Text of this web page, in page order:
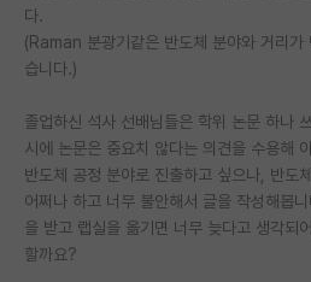
특수/전문대학원 게시판
반도체/AI 게시판
장학금/장학생 게시판
학술 정보 게시판
홍보 게시판
다.
(Raman 분광기같은 반도체 분야와 거리가
습니다.)
졸업하신 석사 선배님들은 학위 논문 하나
시에 논문은 중요치 않다는 의견을 수용해
반도체 공정 분야로 진출하고 싶으나, 반도
어쩌나 하고 너무 불안해서 글을 작성해봅
을 받고 랩실을 옮기면 너무 늦다고 생각되
할까요?